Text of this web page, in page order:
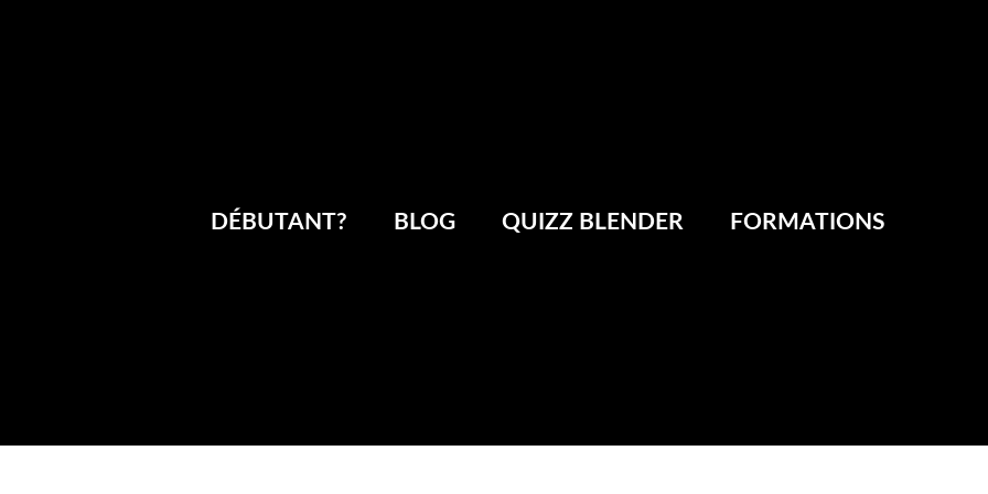
DÉBUTANT? BLOG QUIZZ BLENDER FORMATIONS